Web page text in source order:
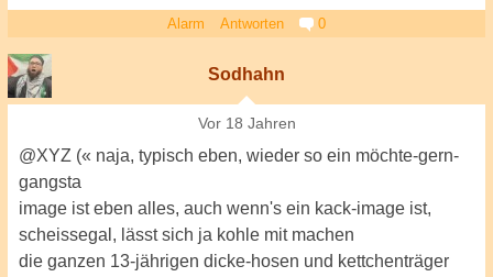
Alarm Antworten 0
Sodhahn
Vor 18 Jahren
@XYZ (« naja, typisch eben, wieder so ein möchte-gern-
gangsta
image ist eben alles, auch wenn's ein kack-image ist,
scheissegal, lässt sich ja kohle mit machen
die ganzen 13-jährigen dicke-hosen und kettchenträger